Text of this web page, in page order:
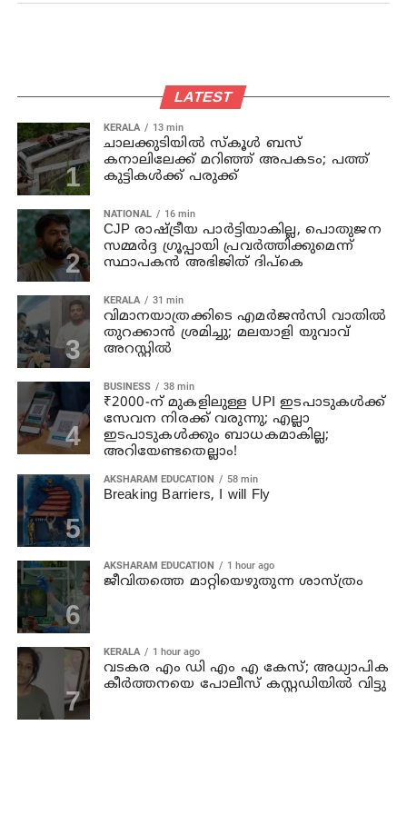
LATEST
KERALA 13 min
ചാലക്കുടിയില്‍ സ്‌കൂള്‍ ബസ്
കനാലിലേക്ക് മറിഞ്ഞ് അപകടം; പത്ത്
കുട്ടികള്‍ക്ക് പരുക്ക്
NATIONAL 16 min
CJP രാഷ്ട്രീയ പാര്‍ട്ടിയാകില്ല, പൊതുജന
സമ്മർദ്ദ ഗ്രൂപ്പായി പ്രവർത്തിക്കുമെന്ന്
സ്ഥാപകൻ അഭിജിത് ദിപ്കെ
KERALA 31 min
വിമാനയാത്രക്കിടെ എമര്‍ജന്‍സി വാതില്‍
തുറക്കാന്‍ ശ്രമിച്ചു; മലയാളി യുവാവ്
അറസ്റ്റില്‍
BUSINESS 38 min
₹2000-ന് മുകളിലുള്ള UPI ഇടപാടുകൾക്ക്
സേവന നിരക്ക് വരുന്നു; എല്ലാ
ഇടപാടുകൾക്കും ബാധകമാകില്ല;
അറിയേണ്ടതെല്ലാം!
AKSHARAM EDUCATION 58 min
Breaking Barriers, I will Fly
AKSHARAM EDUCATION 1 hour ago
ജീവിതത്തെ മാറ്റിയെഴുതുന്ന ശാസ്ത്രം
KERALA 1 hour ago
വടകര എം ഡി എം എ കേസ്; അധ്യാപിക
കീര്‍ത്തനയെ പോലീസ് കസ്റ്റഡിയില്‍ വിട്ടു